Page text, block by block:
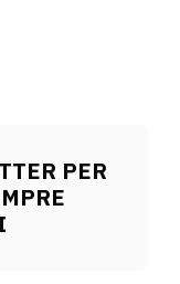
PER